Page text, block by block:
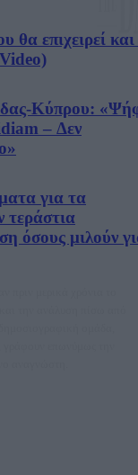
επιχειρεί
Κύπρου:
– Δεν
για τα
όσους μιλούν